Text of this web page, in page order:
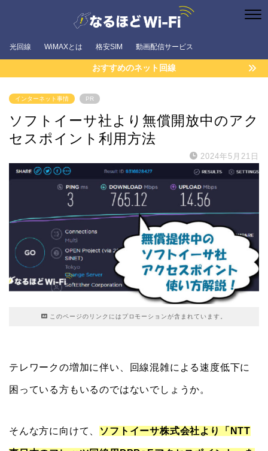
光回線 WiMAXとは 格安SIM 動画配信サービス
おすすめのネット回線
インターネット事情 PR
ソフトイーサ社より無償開放中のアク
セスポイント利用方法
2024年5月21日
このページのリンクにはプロモーションが含まれています。
テレワークの増加に伴い、回線混雑による速度低下に
困っている方もいるのではないでしょうか。
そんな方に向けて、 ソフトイーサ株式会社より「NTT